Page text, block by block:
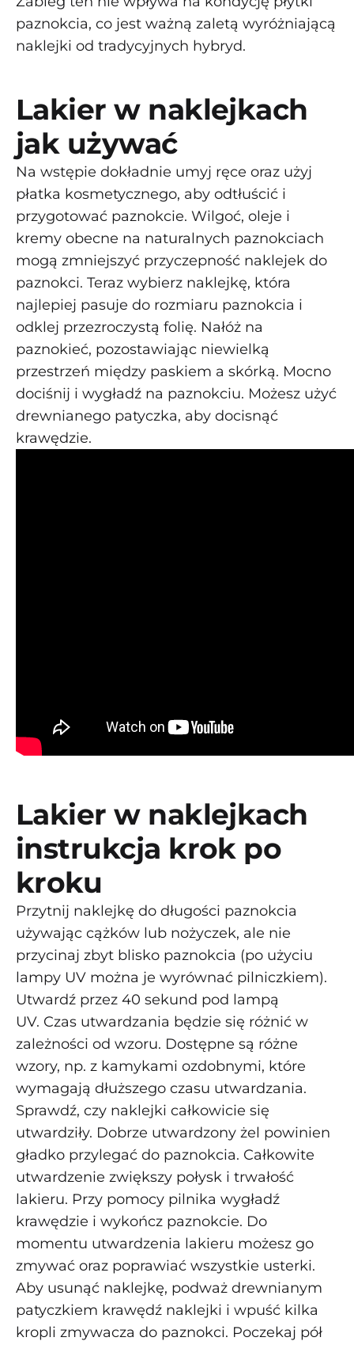
paznokcia, co jest ważną zaletą wyróżniającą
naklejki od tradycyjnych hybryd.
Lakier w naklejkach
jak używać
Na wstępie dokładnie umyj ręce oraz użyj
płatka kosmetycznego, aby odtłuścić i
przygotować paznokcie. Wilgoć, oleje i
kremy obecne na naturalnych paznokciach
mogą zmniejszyć przyczepność naklejek do
paznokci. Teraz wybierz naklejkę, która
najlepiej pasuje do rozmiaru paznokcia i
odklej przezroczystą folię. Nałóż na
paznokieć, pozostawiając niewielką
przestrzeń między paskiem a skórką. Mocno
dociśnij i wygładź na paznokciu. Możesz użyć
drewnianego patyczka, aby docisnąć
krawędzie.
Lakier w naklejkach
instrukcja krok po
kroku
Przytnij naklejkę do długości paznokcia
używając cążków lub nożyczek, ale nie
przycinaj zbyt blisko paznokcia (po użyciu
lampy UV można je wyrównać pilniczkiem).
Utwardź przez 40 sekund pod lampą
UV. Czas utwardzania będzie się różnić w
zależności od wzoru. Dostępne są różne
wzory, np. z kamykami ozdobnymi, które
wymagają dłuższego czasu utwardzania.
Sprawdź, czy naklejki całkowicie się
utwardziły. Dobrze utwardzony żel powinien
gładko przylegać do paznokcia. Całkowite
utwardzenie zwiększy połysk i trwałość
lakieru. Przy pomocy pilnika wygładź
krawędzie i wykończ paznokcie. Do
momentu utwardzenia lakieru możesz go
zmywać oraz poprawiać wszystkie usterki.
Aby usunąć naklejkę, podważ drewnianym
patyczkiem krawędź naklejki i wpuść kilka
kropli zmywacza do paznokci. Poczekaj pół